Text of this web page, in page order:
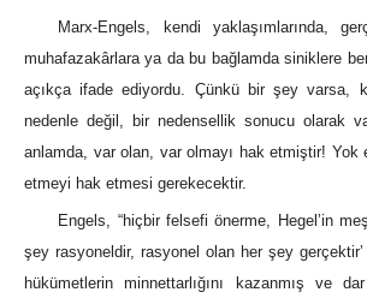
Marx-Engels, kendi yaklaşımlarında,
muhafazakârlara ya da bu bağlamda siniklere
açıkça ifade ediyordu. Çünkü bir şey varsa,
nedenle değil, bir nedensellik sonucu olarak
anlamda, var olan, var olmayı hak etmiştir! Yok
etmeyi hak etmesi gerekecektir.
Engels, “hiçbir felsefi önerme, Hegel’in
şey rasyoneldir, rasyonel olan her şey
hükümetlerin minnettarlığını kazanmış ve